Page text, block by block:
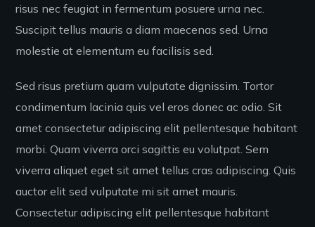
risus nec feugiat in fermentum posuere urna nec.
Suscipit tellus mauris a diam maecenas sed. Urna
molestie at elementum eu facilisis sed.
Sed risus pretium quam vulputate dignissim. Tortor
condimentum lacinia quis vel eros donec ac odio. Sit
amet consectetur adipiscing elit pellentesque habitant
morbi. Quam viverra orci sagittis eu volutpat. Sem
viverra aliquet eget sit amet tellus cras adipiscing. Quis
auctor elit sed vulputate mi sit amet mauris.
Consectetur adipiscing elit pellentesque habitant